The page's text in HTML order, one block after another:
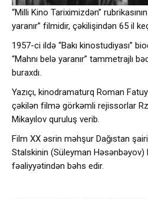
“Milli Kino Tariximizdən”
yaranır” filmidir, çəkilişindən 65 il
1957-ci ildə “Bakı kinostudiyası”
“Mahnı belə yaranır” tammetrajlı
buraxdı.
Yazıçı, kinodramaturq Roman
çəkilən filmə görkəmli rejissorlar
Mikayılov quruluş verib.
Film XX əsrin məhşur Dağıstan
Stalskinin (Süleyman Həsənbəyov)
fəaliyyətindən bəhs edir.